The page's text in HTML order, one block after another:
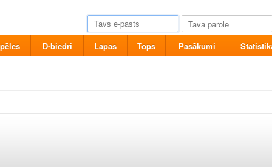
D-biedri Lapas Tops Pasākumi